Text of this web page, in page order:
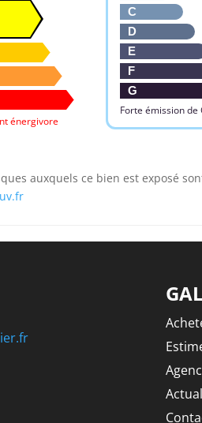
énergivore
C
D
E
F
G
Forte émission de
auxquels ce bien est exposé